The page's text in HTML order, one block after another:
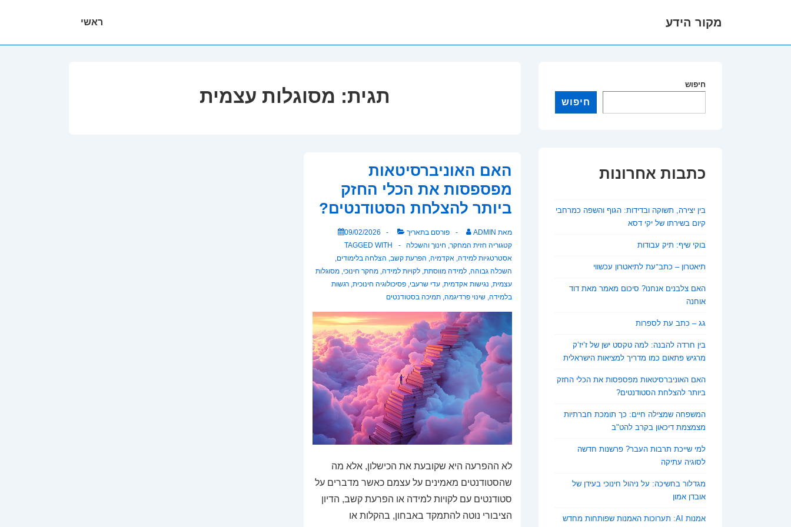
מקור הידע ראשי
תגית: מסוגלות עצמית
האם האוניברסיטאות
מפספסות את הכלי החזק
ביותר להצלחת הסטודנטים?
מאת ADMIN פורסם בתאריך
09/02/2026
קטגוריה חזית המחקר, חינוך והשכלה
TAGGED WITH
אסטרטגיות למידה, אקדמיה, הפרעת קשב, הצלחה בלימודים,
השכלה גבוהה, למידה מווסתת, לקויות למידה, מחקר חינוכי, מסוגלות
עצמית, נגישות אקדמית, עדי שרעבי, פסיכולוגיה חינוכית, רגשות
בלמידה, שינוי פרדיגמה, תמיכה בסטודנטים
לא ההפרעה היא שקובעת את הכישלון, אלא מה
שהסטודנטים מאמינים על עצמם כאשר מדברים על
סטודנטים עם לקויות למידה או הפרעת קשב, הדיון
הציבורי נוטה להתמקד באבחון, בהקלות או
חיפוש
חיפוש
כתבות אחרונות
בין יצירה, תשוקה ובדידות: הגוף והשפה כמרחבי
קיום בשירתו של יקי דסא
בוקי שיף: תיק עבודות
תיאטרון – כתב־עת לתיאטרון עכשווי
האם צלבנים אנחנו? סיכום מאמר מאת דוד
אוחנה
גג – כתב עת לספרות
בין חרדה להבנה: למה טקסט ישן של ז’יז’ק
מרגיש פתאום כמו מדריך למציאות הישראלית
האם האוניברסיטאות מפספסות את הכלי החזק
ביותר להצלחת הסטודנטים?
המשפחה שמצילה חיים: כך תומכת חברתיות
מצמצמת דיכאון בקרב להט"ב
למי שייכת תרבות העבר? פרשנות חדשה
לסוגיה עתיקה
מגדלור בחשיכה: על ניהול חינוכי בעידן של
אובדן אמון
אמנות AI: תערוכות האמנות שפותחות מחדש